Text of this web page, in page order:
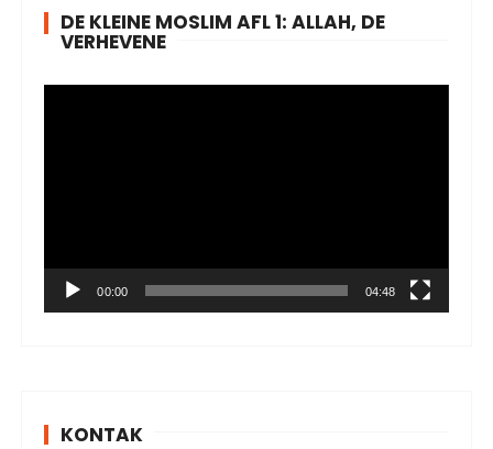
DE KLEINE MOSLIM AFL 1: ALLAH, DE
VERHEVENE
l
y
00:00 04:48
KONTAK